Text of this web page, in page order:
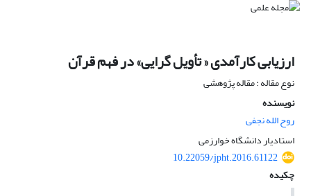
ارزیابی کارآمدی « تأویل گرایی» در فهم قرآن
نوع مقاله : مقاله پژوهشی
نویسنده
روح الله نجفی
استادیار دانشگاه خوارزمی
10.22059/jpht.2016.61122
چکیده